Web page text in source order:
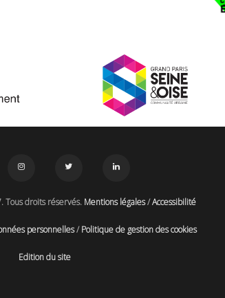
Tous droits réservés. Mentions légales/Accessibilité
personnelles/Politique de gestion des cookies
Edition du site